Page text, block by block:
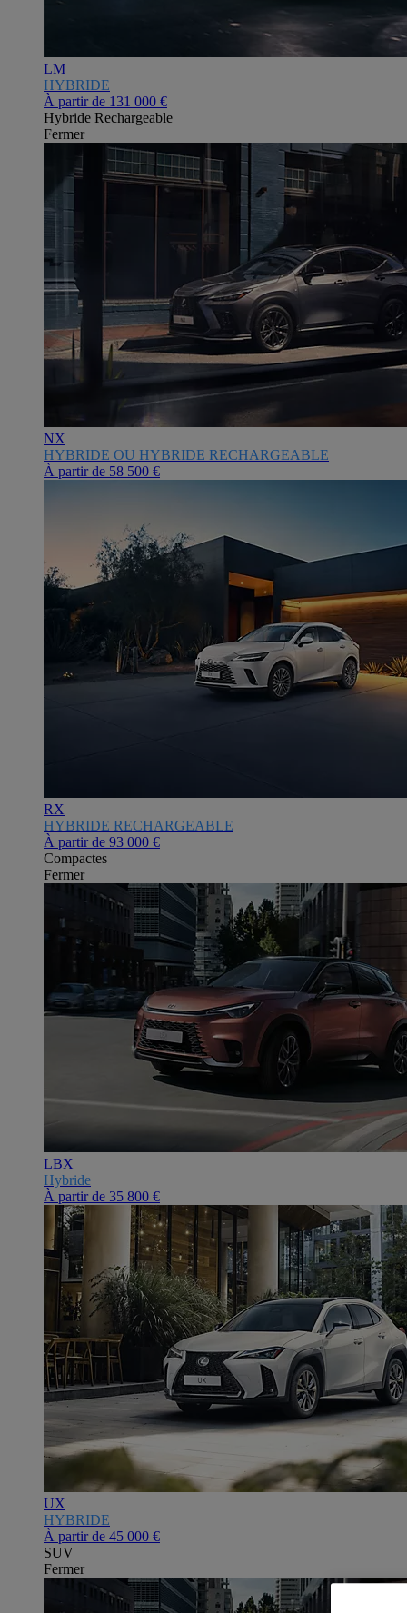
LM
HYBRIDE
À partir de 131 000 €
Hybride Rechargeable
Fermer
NX
HYBRIDE OU HYBRIDE RECHARGEABLE
À partir de 58 500 €
RX
HYBRIDE RECHARGEABLE
À partir de 93 000 €
Compactes
Fermer
LBX
Hybride
À partir de 35 800 €
UX
HYBRIDE
À partir de 45 000 €
SUV
Fermer